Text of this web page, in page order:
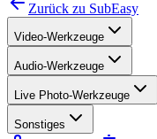
Zurück zu SubEasy
Video-Werkzeuge
Audio-Werkzeuge
Live Photo-Werkzeuge
Sonstiges